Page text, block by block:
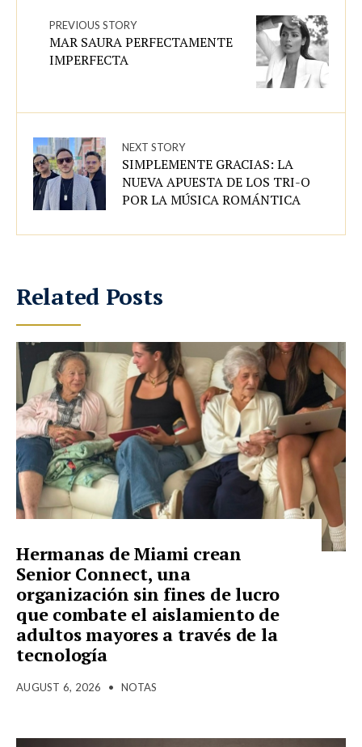
PREVIOUS STORY
MAR SAURA PERFECTAMENTE
IMPERFECTA
NEXT STORY
SIMPLEMENTE GRACIAS: LA
NUEVA APUESTA DE LOS TRI-O
POR LA MÚSICA ROMÁNTICA
Related Posts
Hermanas de Miami crean
Senior Connect, una
organización sin fines de lucro
que combate el aislamiento de
adultos mayores a través de la
tecnología
AUGUST 6, 2026 • NOTAS